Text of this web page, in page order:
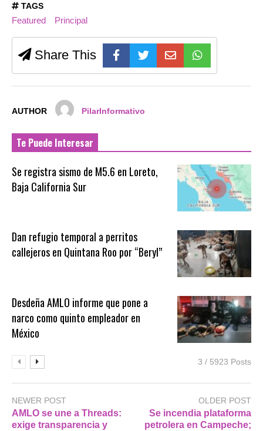
TAGS
Featured Principal
Share This
AUTHOR PilarInformativo
Te Puede Interesar
Se registra sismo de M5.6 en Loreto,
Baja California Sur
Dan refugio temporal a perritos
callejeros en Quintana Roo por “Beryl”
Desdeña AMLO informe que pone a
narco como quinto empleador en
México
3 / 5923 Posts
NEWER POST
AMLO se une a Threads:
exige transparencia y
OLDER POST
Se incendia plataforma
petrolera en Campeche;